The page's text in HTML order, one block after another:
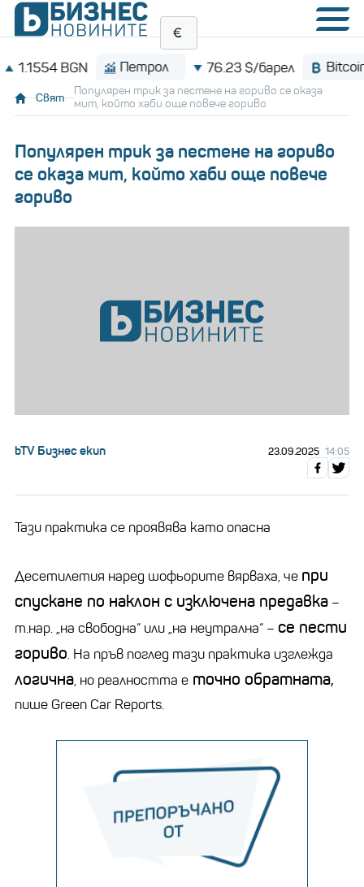
BGN Петрол 76.23 $/барел Bitcoin
Свят
Популярен трик за пестене на гориво се оказа
мит, който хаби още повече гориво
Популярен трик за пестене на гориво
се оказа мит, който хаби още повече
гориво
bTV Бизнес екип 23.09.2025 14:05
Тази практика се проявява като опасна
Десетилетия наред шофьорите вярваха, че при
спускане по наклон с изключена предавка –
т.нар. „на свободна“ или „на неутрална“ – се пести
гориво. На пръв поглед тази практика изглежда
логична, но реалността е точно обратната,
пише Green Car Reports.